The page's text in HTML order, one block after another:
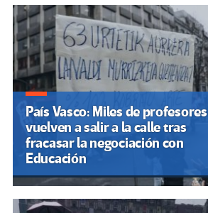
País Vasco: Miles de profesores
vuelven a salir a la calle tras
fracasar la negociación con
Educación